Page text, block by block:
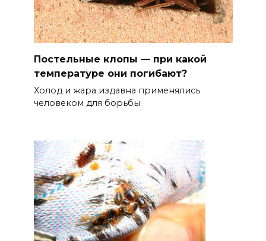
Постельные клопы — при какой
температуре они погибают?
Холод и жара издавна применялись
человеком для борьбы